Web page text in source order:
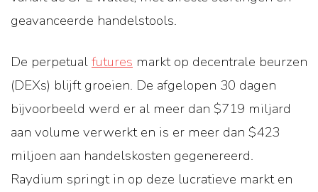
geavanceerde handelstools.
De perpetualfutures markt op decentrale beurzen
(DEXs) blijft groeien. De afgelopen 30 dagen
bijvoorbeeld werd er al meer dan $719 miljard
aan volume verwerkt en is er meer dan $423
miljoen aan handelskosten gegenereerd.
Raydium springt in op deze lucratieve markt en